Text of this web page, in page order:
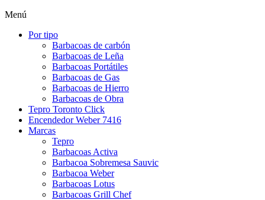
Menú
Por tipo
Barbacoas de carbón
Barbacoas de Leña
Barbacoas Portátiles
Barbacoas de Gas
Barbacoas de Hierro
Barbacoas de Obra
Tepro Toronto Click
Encendedor Weber 7416
Marcas
Tepro
Barbacoas Activa
Barbacoa Sobremesa Sauvic
Barbacoa Weber
Barbacoas Lotus
Barbacoas Grill Chef